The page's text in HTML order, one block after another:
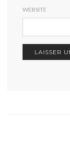
WEBSITE